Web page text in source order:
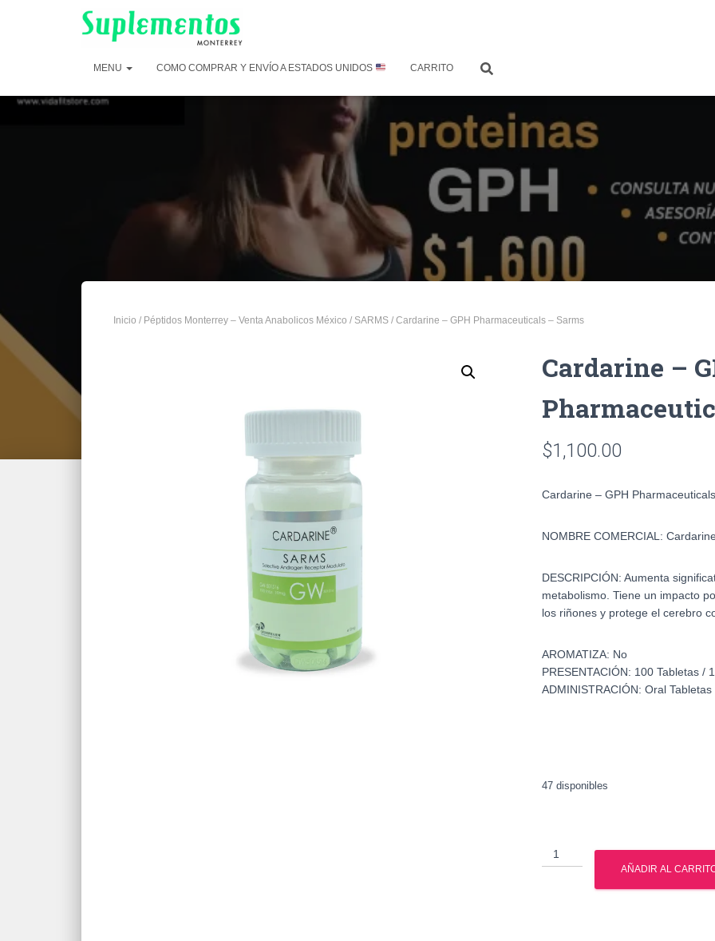
MENU COMO COMPRAR Y ENVÍO A ESTADOS UNIDOS CARRITO
Inicio / Péptidos Monterrey – Venta Anabolicos México / SARMS / Cardarine – GPH Pharmaceuticals – Sarms
Cardarine –
$1,100.00
Cardarine – GPH
NOMBRE COMERCIAL:
DESCRIPCIÓN: Aumenta
metabolismo. Tiene un impacto
los riñones y protege el cerebro
AROMATIZA: No
PRESENTACIÓN: 100 Tabletas /
ADMINISTRACIÓN: Oral Tabletas
47 disponibles
Cardarine
-
AÑADIR AL